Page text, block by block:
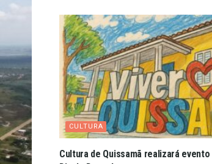
CULTURA
Cultura de Quissamã realizará